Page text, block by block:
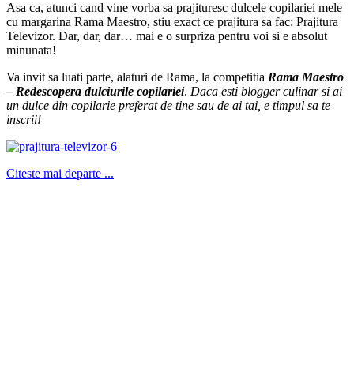
Asa ca, atunci cand vine vorba sa prajituresc dulcele copilariei mele
cu margarina Rama Maestro, stiu exact ce prajitura sa fac: Prajitura
Televizor. Dar, dar, dar… mai e o surpriza pentru voi si e absolut
minunata!
Va invit sa luati parte, alaturi de Rama, la competitia Rama Maestro
– Redescopera dulciurile copilariei. Daca esti blogger culinar si ai
un dulce din copilarie preferat de tine sau de ai tai, e timpul sa te
inscrii!
Citeste mai departe ...